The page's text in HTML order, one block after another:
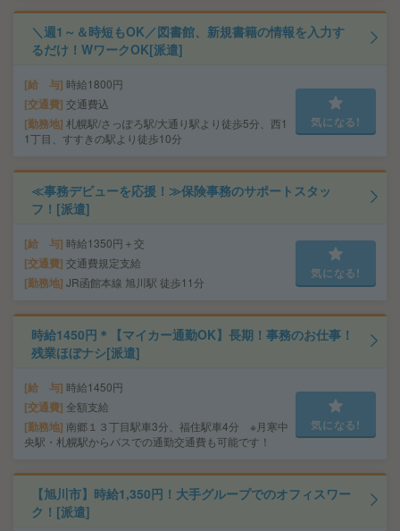
＼週1～＆時短もOK／図書館、新規書籍の情報を入力す
るだけ！WワークOK[派遣]
給 与 時給1800円
交通費 交通費込
勤務地 札幌駅/さっぽろ駅/大通り駅より徒歩5分、西1
1丁目、すすきの駅より徒歩10分
気になる!
≪事務デビューを応援！≫保険事務のサポートスタッ
フ！[派遣]
給 与 時給1350円＋交
交通費 交通費規定支給
勤務地 JR函館本線 旭川駅 徒歩11分
気になる!
時給1450円＊【マイカー通勤OK】長期！事務のお仕事！
残業ほぼナシ[派遣]
給 与 時給1450円
交通費 全額支給
勤務地 南郷１３丁目駅車3分、福住駅車4分 ※月寒中
央駅・札幌駅からバスでの通勤交通費も可能です！
気になる!
【旭川市】時給1,350円！大手グループでのオフィスワー
ク！[派遣]